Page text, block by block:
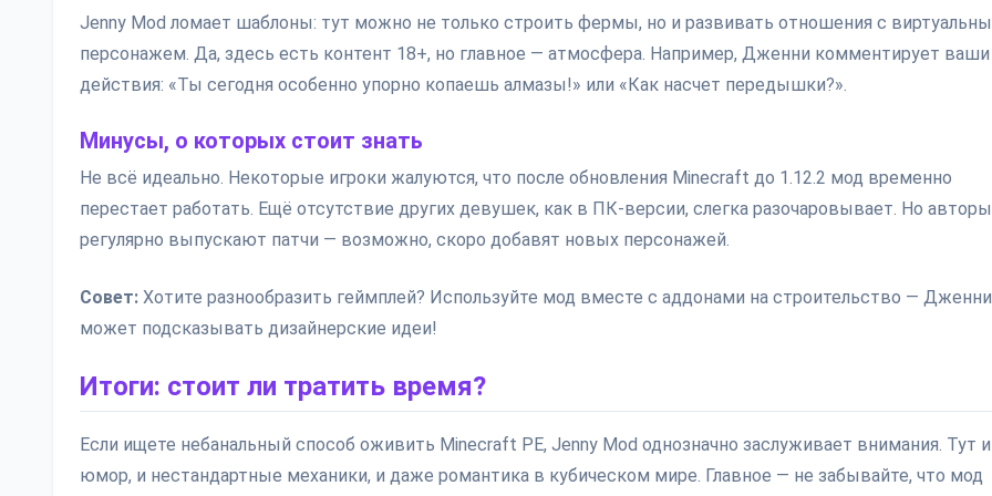
Jenny Mod ломает шаблоны: тут можно не только строить фермы, но и развивать отношения с
персонажем. Да, здесь есть контент 18+, но главное — атмосфера. Например, Дженни комментирует ваши
действия: «Ты сегодня особенно упорно копаешь алмазы!» или «Как насчет передышки?».
Минусы, о которых стоит знать
Не всё идеально. Некоторые игроки жалуются, что после обновления Minecraft до 1.12.2 мод временно
перестает работать. Ещё отсутствие других девушек, как в ПК-версии, слегка разочаровывает. Но авторы
регулярно выпускают патчи — возможно, скоро добавят новых персонажей.
Совет: Хотите разнообразить геймплей? Используйте мод вместе с аддонами на строительство — Дженни
может подсказывать дизайнерские идеи!
Итоги: стоит ли тратить время?
Если ищете небанальный способ оживить Minecraft PE, Jenny Mod однозначно заслуживает внимания. Тут и
юмор, и нестандартные механики, и даже романтика в кубическом мире. Главное — не забывайте, что мод